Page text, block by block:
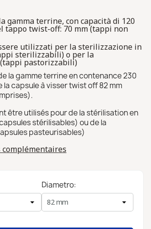
gamma terrine, con capacità di 120
tappo twist-off: 70 mm (tappi non
utilizzati per la sterilizzazione in
sterilizzabili) o per la
pastorizzabili)
la gamme terrine en contenance 230
la capsule à visser twist off 82 mm
être utilisés pour de la stérilisation en
stérilisables) ou de la
pasteurisables)
Diametro: